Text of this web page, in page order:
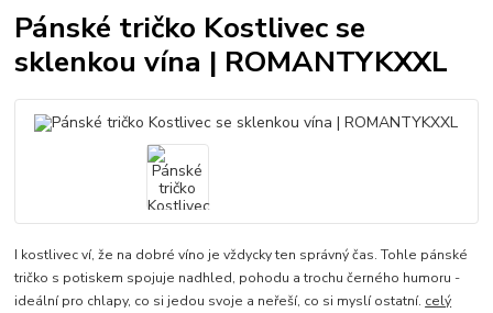
Pánské tričko Kostlivec se
sklenkou vína | ROMANTYKXXL
I kostlivec ví, že na dobré víno je vždycky ten správný čas. Tohle pánské
tričko s potiskem spojuje nadhled, pohodu a trochu černého humoru -
ideální pro chlapy, co si jedou svoje a neřeší, co si myslí ostatní. celý